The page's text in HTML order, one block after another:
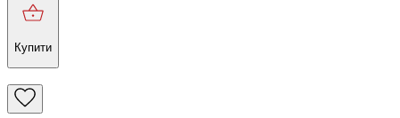
Купити